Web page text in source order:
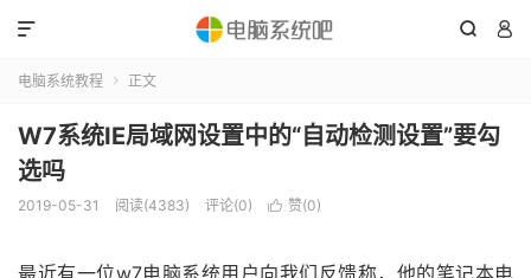
 

电脑系统教程  正文
W7系统IE局域网设置中的“自动检测设置”要勾
选吗
2019-05-31 阅读(4383) 评论(0)  赞(0)
最近有一位w7电脑系统用户向我们反馈称，他的笔记本电